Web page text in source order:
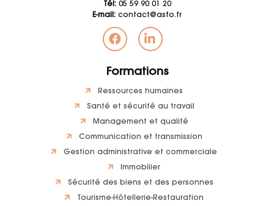
Tél:05 59 90 01 20
E-mail: contact@asfo.fr
Formations
Ressources humaines
Santé et sécurité au travail
Management et qualité
Communication et transmission
Gestion administrative et commerciale
Immobilier
Sécurité des biens et des personnes
Tourisme-Hôtellerie-Restauration